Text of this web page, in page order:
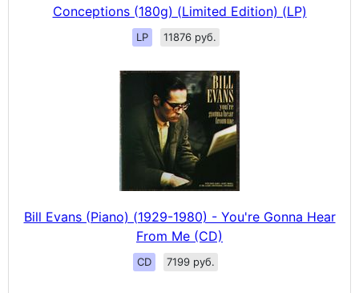
Conceptions (180g) (Limited Edition) (LP)
LP 11876 руб.
Bill Evans (Piano) (1929-1980) - You're Gonna Hear
From Me (CD)
CD 7199 руб.